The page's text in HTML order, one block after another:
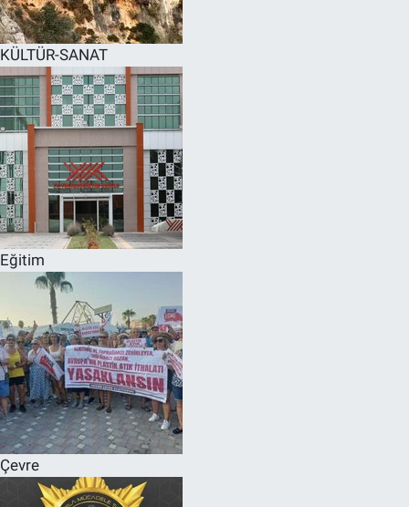
KÜLTÜR-SANAT
Eğitim
Çevre